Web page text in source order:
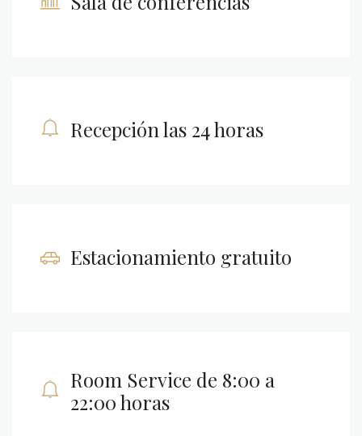
Recepción las 24 horas
Estacionamiento gratuito
Room Service de 8:00 a
22:00 horas